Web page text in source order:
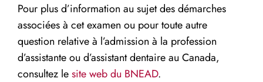
Pour plus d’information au sujet des démarches
associées à cet examen ou pour toute autre
question relative à l’admission à la profession
d’assistante ou d’assistant dentaire au Canada,
consultez lesite web du BNEAD.